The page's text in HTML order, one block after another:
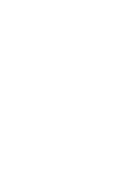
мы
чтобы Вам